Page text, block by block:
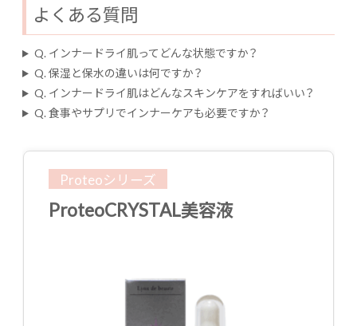
よくある質問
Q. インナードライ肌ってどんな状態ですか？
Q. 保湿と保水の違いは何ですか？
Q. インナードライ肌はどんなスキンケアをすればいい？
Q. 食事やサプリでインナーケアも必要ですか？
Proteoシリーズ
ProteoCRYSTAL美容液